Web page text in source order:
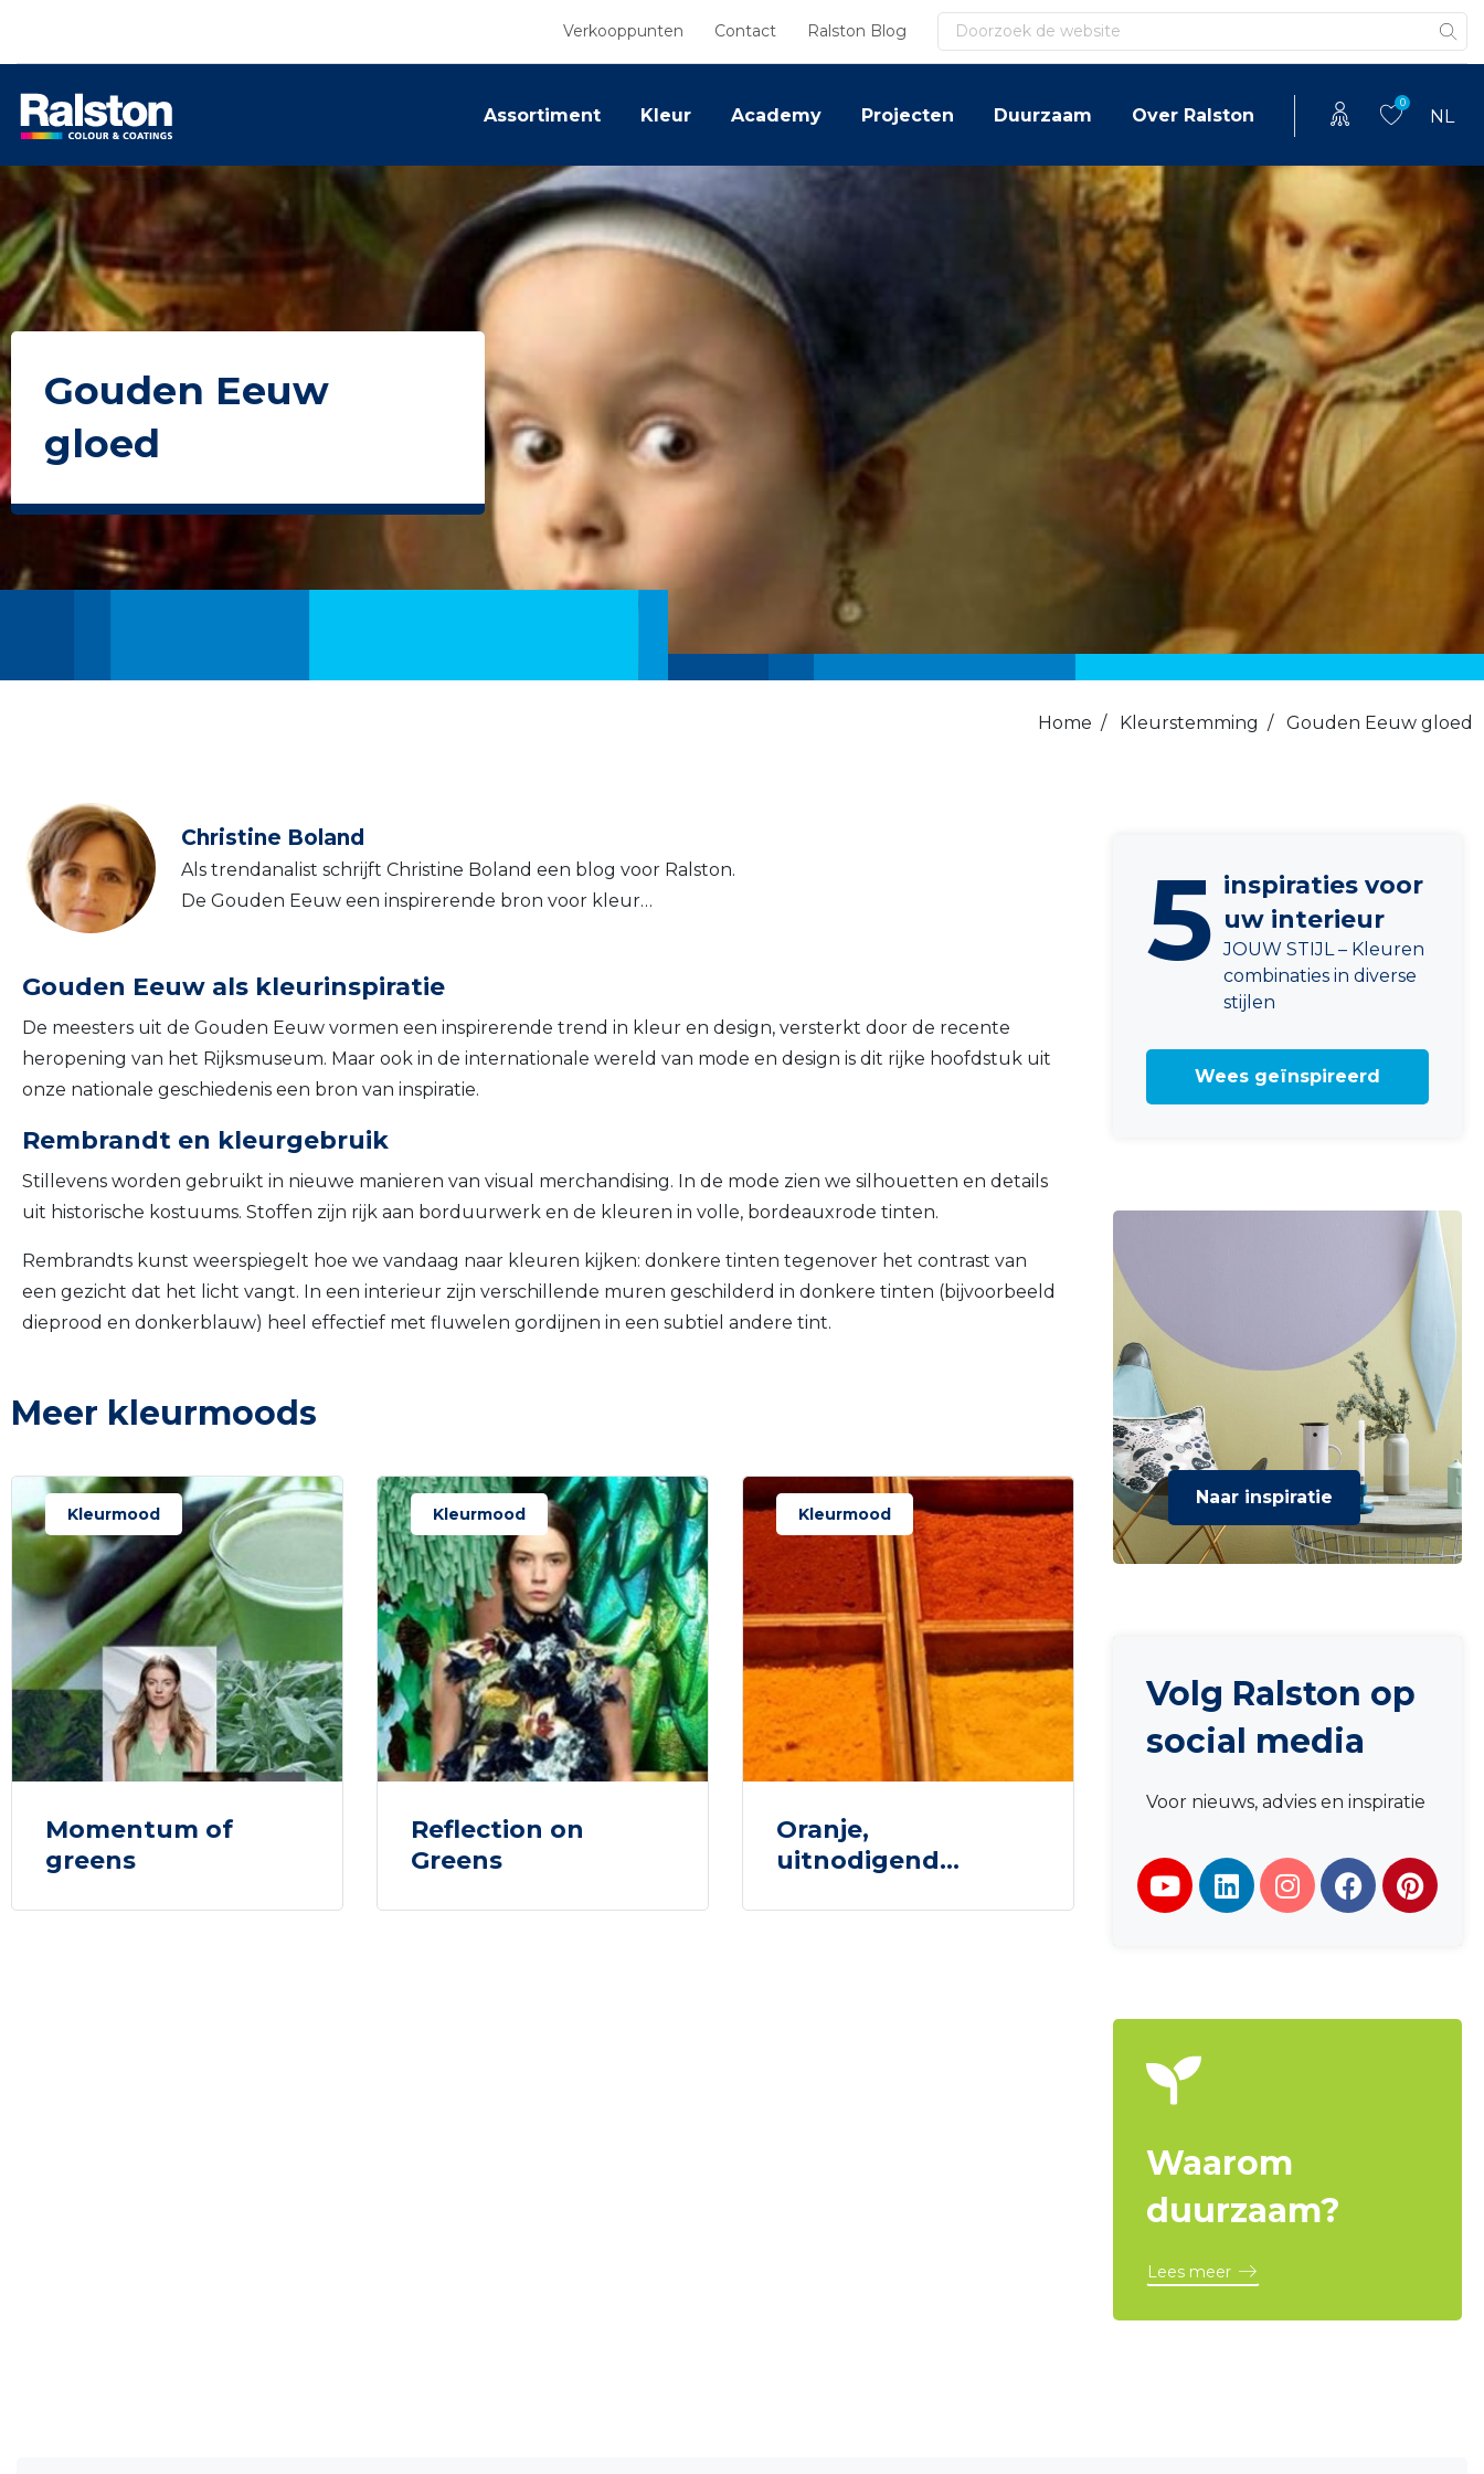
Verkooppunten Contact Ralston Blog Zoeken
Assortiment Kleur Academy Projecten Duurzaam Over Ralston
0
NL
Gouden Eeuw
gloed
Home / Kleurstemming / Gouden Eeuw gloed
Christine Boland
Als trendanalist schrijft Christine Boland een blog voor Ralston.
De Gouden Eeuw een inspirerende bron voor kleur…
Gouden Eeuw als kleurinspiratie
De meesters uit de Gouden Eeuw vormen een inspirerende trend in kleur en design, versterkt door de recente
heropening van het Rijksmuseum. Maar ook in de internationale wereld van mode en design is dit rijke hoofdstuk uit
onze nationale geschiedenis een bron van inspiratie.
Rembrandt en kleurgebruik
Stillevens worden gebruikt in nieuwe manieren van visual merchandising. In de mode zien we silhouetten en details
uit historische kostuums. Stoffen zijn rijk aan borduurwerk en de kleuren in volle, bordeauxrode tinten.
Rembrandts kunst weerspiegelt hoe we vandaag naar kleuren kijken: donkere tinten tegenover het contrast van
een gezicht dat het licht vangt. In een interieur zijn verschillende muren geschilderd in donkere tinten (bijvoorbeeld
dieprood en donkerblauw) heel effectief met fluwelen gordijnen in een subtiel andere tint.
Meer kleurmoods
Kleurmood
Momentum of
greens
Kleurmood
Reflection on
Greens
Kleurmood
Oranje,
uitnodigend…
5 inspiraties voor
uw interieur
JOUW STIJL – Kleuren
combinaties in diverse
stijlen
Wees geïnspireerd
Naar inspiratie
Volg Ralston op
social media
Voor nieuws, advies en inspiratie
Waarom
duurzaam?
Lees meer